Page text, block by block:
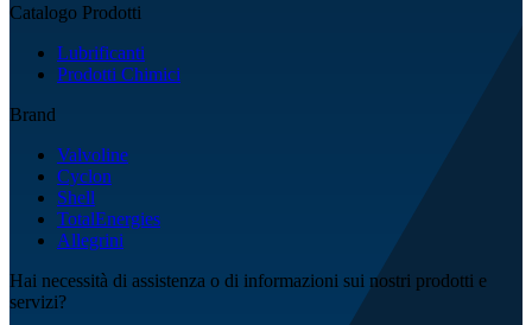
Catalogo Prodotti
Lubrificanti
Prodotti Chimici
Brand
Valvoline
Cyclon
Shell
TotalEnergies
Allegrini
Hai necessità di assistenza o di informazioni sui nostri prodotti e
servizi?